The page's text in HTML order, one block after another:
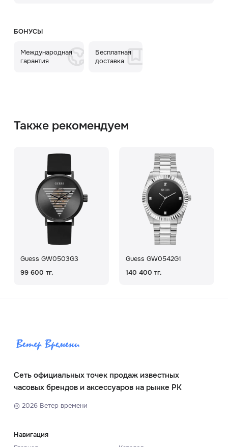
БОНУСЫ
Международная
гарантия
Бесплатная
доставка
Также рекомендуем
Guess GW0503G3
99 600 тг.
Guess GW0542G1
140 400 тг.
Сеть официальных точек продаж известных
часовых брендов и аксессуаров на рынке РК
© 2026Ветер времени
Навигация